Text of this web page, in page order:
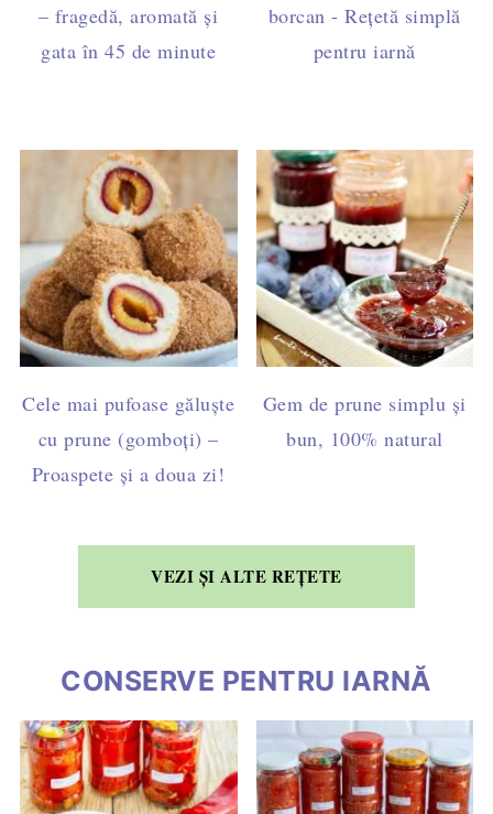
– fragedă, aromată și
gata în 45 de minute
borcan - Rețetă simplă
pentru iarnă
Cele mai pufoase găluște
cu prune (gomboți) –
Proaspete și a doua zi!
Gem de prune simplu și
bun, 100% natural
VEZI ȘI ALTE REȚETE
CONSERVE PENTRU IARNĂ